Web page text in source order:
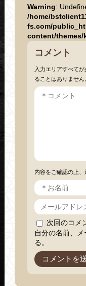
Warning:
/home/
fs.com/
content/themes/
コメント
入力エリアすべて
ることはありません
内容をご確認の上、
次回のコメ
自分の名前、
る。